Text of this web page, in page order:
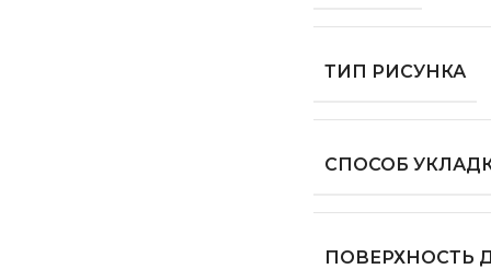
ТИП РИСУНКА
СПОСОБ
ПОВЕРХНОСТЬ